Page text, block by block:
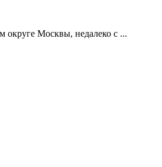
Москвы, недалеко с ...